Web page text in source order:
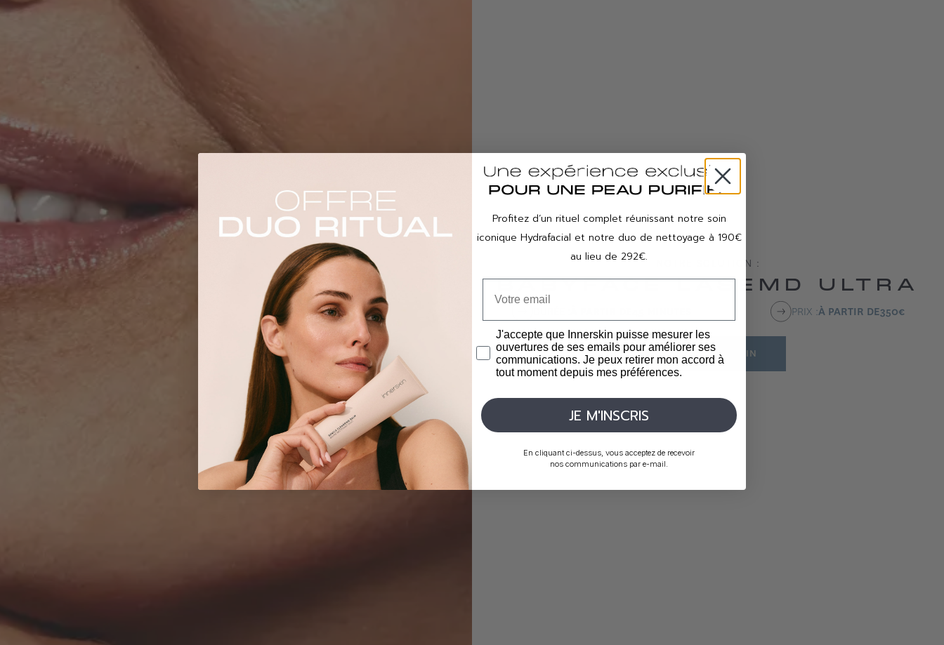
NOTRE SOLUTION :
BABYFACE LASEMD ULTRA
PRIX :À PARTIR DE350€
RÉSERVER UN SOIN
Profitez d’un rituel complet réunissant notre soin
iconique Hydrafacial et notre duo de nettoyage à 190€
au lieu de 292€.
J'accepte que Innerskin puisse mesurer les
ouvertures de ses emails pour améliorer ses
communications. Je peux retirer mon accord à
tout moment depuis mes préférences.
JE M'INSCRIS
En cliquant ci-dessus, vous acceptez de recevoir
nos communications par e-mail.